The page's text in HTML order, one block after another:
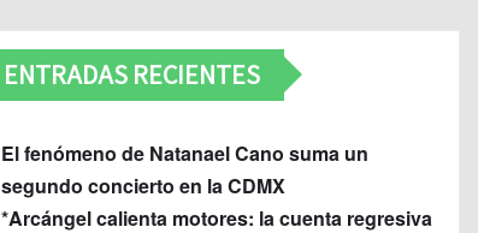
ENTRADAS RECIENTES
El fenómeno de Natanael Cano suma un
segundo concierto en la CDMX
*Arcángel calienta motores: la cuenta regresiva